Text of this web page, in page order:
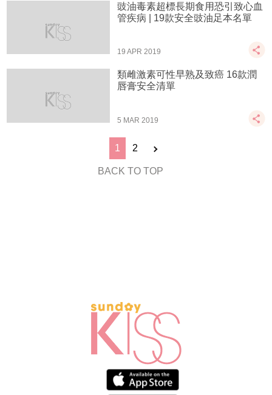
豉油毒素超標長期食用恐引致心血
管疾病 | 19款安全豉油足本名單
19 APR 2019
類雌激素可性早熟及致癌 16款潤
唇膏安全清單
5 MAR 2019
1 2
BACK TO TOP